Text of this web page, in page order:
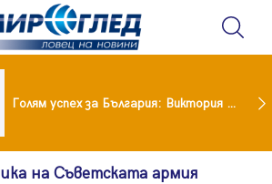
Голям успех за България: Виктория Ангелова грабна световна титла в тройния скок
на Съветската армия